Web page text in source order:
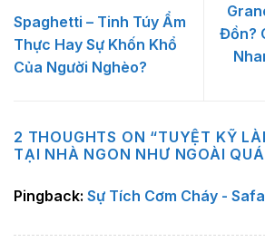
Spaghetti – Tinh Túy Ẩm
Thực Hay Sự Khốn Khổ
Của Người Nghèo?
Đồn?
2 THOUGHTS ON “TUYỆT KỸ
TẠI NHÀ NGON NHƯ NGOÀI
Pingback: Sự Tích Cơm Cháy -